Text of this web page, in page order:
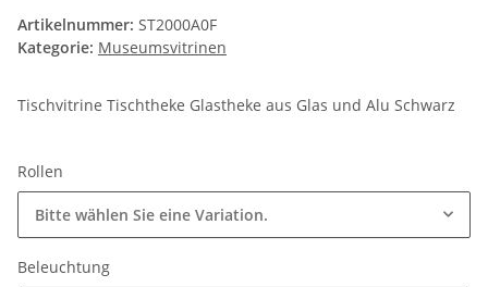
Artikelnummer: ST2000A0F
Kategorie: Museumsvitrinen
Tischvitrine Tischtheke Glastheke aus Glas und Alu Schwarz
Rollen
Bitte wählen Sie eine Variation.
Beleuchtung